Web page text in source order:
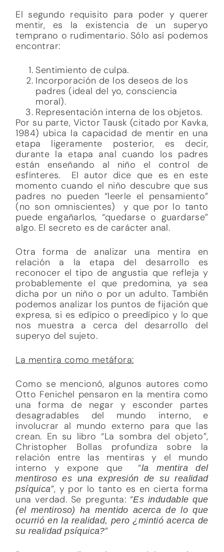
El segundo requisito para poder y querer
mentir, es la existencia de un superyo
temprano o rudimentario. Sólo así podemos
encontrar:
Sentimiento de culpa.
Incorporación de los deseos de los
padres (ideal del yo, consciencia
moral).
Representación interna de los objetos.
Por su parte, Victor Tausk (citado por Kavka,
1984) ubica la capacidad de mentir en una
etapa ligeramente posterior, es decir,
durante la etapa anal cuando los padres
están enseñando al niño el control de
esfínteres. El autor dice que es en este
momento cuando el niño descubre que sus
padres no pueden “leerle el pensamiento”
(no son omniscientes) y que por lo tanto
puede engañarlos, “quedarse o guardarse”
algo. El secreto es de carácter anal.
Otra forma de analizar una mentira en
relación a la etapa del desarrollo es
reconocer el tipo de angustia que refleja y
probablemente el que predomina, ya sea
dicha por un niño o por un adulto. También
podemos analizar los puntos de fijación que
expresa, si es edípico o preedípico y lo que
nos muestra a cerca del desarrollo del
superyo del sujeto.
La mentira como metáfora:
Como se mencionó, algunos autores como
Otto Fenichel pensaron en la mentira como
una forma de negar y esconder partes
desagradables del mundo interno, e
involucrar al mundo externo para que las
crean. En su libro “La sombra del objeto”,
Christopher Bollas profundiza sobre la
relación entre las mentiras y el mundo
interno y expone que “la mentira del
mentiroso es una expresión de su realidad
psíquica”, y por lo tanto es en cierta forma
una verdad. Se pregunta: “Es indudable que
(el mentiroso) ha mentido acerca de lo que
ocurrió en la realidad, pero ¿mintió acerca de
su realidad psíquica?”